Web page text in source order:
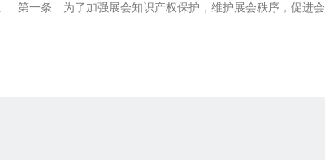
第一条 为了加强展会知识产权保护，维护展会秩序，促进会